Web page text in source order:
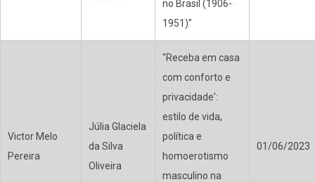
no Brasil (1906-
1951)"
Victor Melo
Pereira
Júlia Glaciela
da Silva
Oliveira
"Receba em casa
com conforto e
privacidade':
estilo de vida,
política e
homoerotismo
masculino na
01/06/2023